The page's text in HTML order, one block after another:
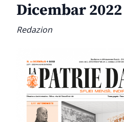
Dicembar 2022
Redazion